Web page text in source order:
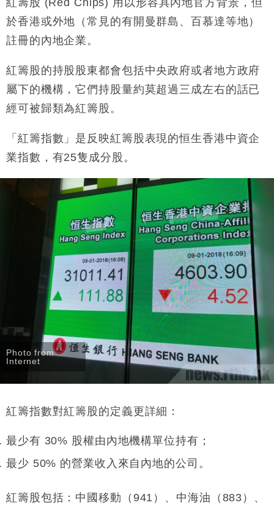
紅籌股 (Red Chips) 用以形容具內地官方背景，但
於香港或外地（常見的有開曼群島、百慕達等地）
註冊的內地企業。
紅籌股的持股股東都會包括中央政府或者地方政府
屬下的機構，它們持股量約莫超過三成左右的話已
經可被歸類為紅籌股。
「紅籌指數」是反映紅籌股表現的恒生香港中資企
業指數，有25隻成分股。
Photo from
Internet
紅籌指數對紅籌股的定義更詳細：
最少有 30% 股權由內地機構單位持有；
最少 50% 的營業收入來自內地的公司。
紅籌股包括：中國移動（ 941 ）、中海油（ 883 ）、